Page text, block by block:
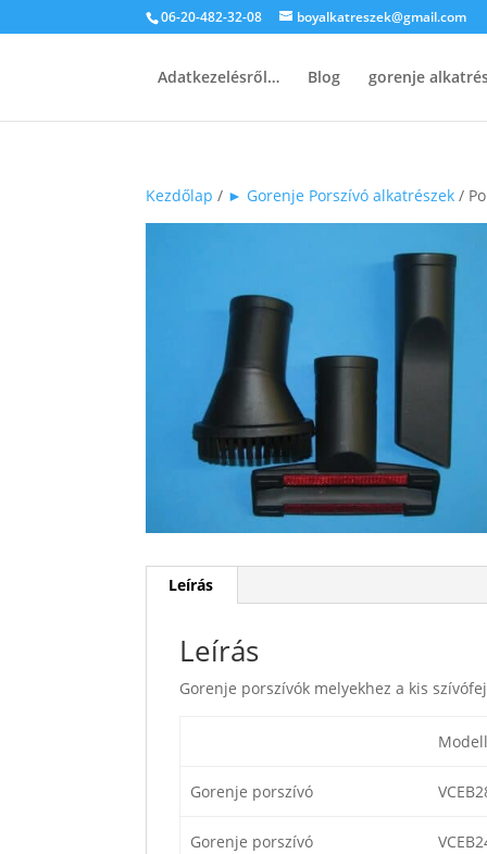
06-20-482-32-08 boyalkatreszek@gmail.com
Adatkezelésről… Blog gorenje
Kezdőlap / ► Gorenje Porszívó alkatrészek /
Leírás
Leírás
Gorenje porszívók melyekhez a kis
Modell
Gorenje porszívó
Gorenje porszívó